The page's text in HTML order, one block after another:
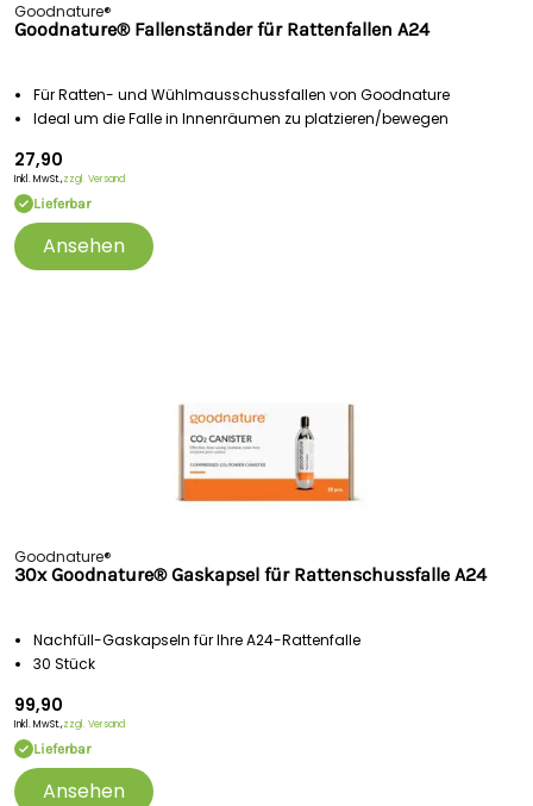
Goodnature®
Goodnature® Fallenständer für Rattenfallen A24
Für Ratten- und Wühlmausschussfallen von Goodnature
Ideal um die Falle in Innenräumen zu platzieren/bewegen
27,90
Inkl. MwSt.,zzgl. Versand
Lieferbar
Ansehen
Goodnature®
30x Goodnature® Gaskapsel für Rattenschussfalle A24
Nachfüll-Gaskapseln für Ihre A24-Rattenfalle
30 Stück
99,90
Inkl. MwSt.,zzgl. Versand
Lieferbar
Ansehen